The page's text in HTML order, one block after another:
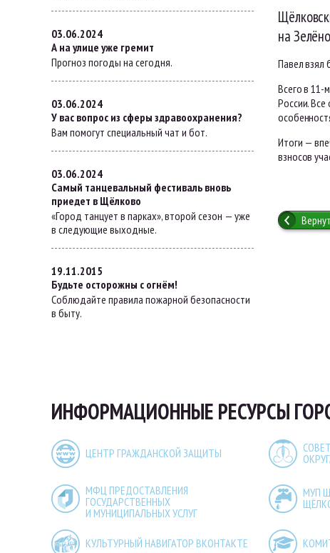
03.06.2024
А на улице уже гремит
Прогноз погоды на сегодня.
03.06.2024
У вас вопрос из сферы здравоохранения?
Вам помогут специальный чат и бот.
03.06.2024
Самый танцевальный фестиваль вновь
приедет в Щёлково
«Город танцует в парках», второй сезон — уже
в следующие выходные.
19.11.2015
Будьте осторожны с огнём!
Соблюдайте правила пожарной безопасности
в быту.
на
Павел взял
Всего в 11-
России.
Итоги —
взносов
ИНФОРМАЦИОННЫЕ РЕСУРСЫ
ЦЕНТР ГРАЖДАНСКОЙ ЗАЩИТЫ
МФЦ ПРЕДОСТАВЛЕНИЯ
ГОСУДАРСТВЕННЫХ
И МУНИЦИПАЛЬНЫХ УСЛУГ
МУП
КУЛЬТУРНЫЙ НАВИГАТОР ВКОНТАКТЕ